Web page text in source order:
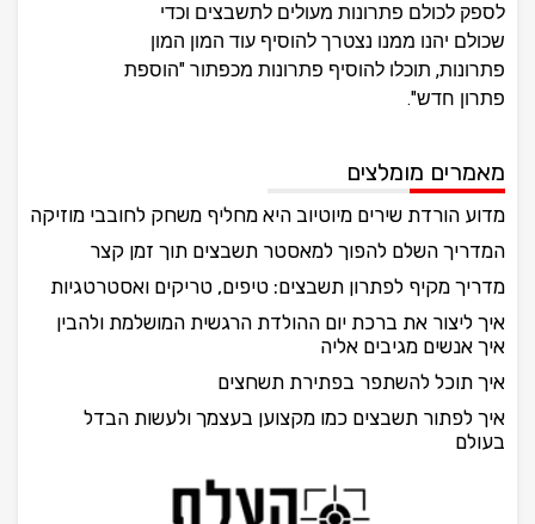
לספק לכולם פתרונות מעולים לתשבצים וכדי
שכולם יהנו ממנו נצטרך להוסיף עוד המון המון
פתרונות, תוכלו להוסיף פתרונות מכפתור "הוספת
פתרון חדש".
מאמרים מומלצים
מדוע הורדת שירים מיוטיוב היא מחליף משחק לחובבי מוזיקה
המדריך השלם להפוך למאסטר תשבצים תוך זמן קצר
מדריך מקיף לפתרון תשבצים: טיפים, טריקים ואסטרטגיות
איך ליצור את ברכת יום ההולדת הרגשית המושלמת ולהבין
איך אנשים מגיבים אליה
איך תוכל להשתפר בפתירת תשחצים
איך לפתור תשבצים כמו מקצוען בעצמך ולעשות הבדל
בעולם